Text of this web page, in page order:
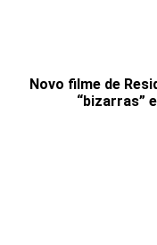
Novo filme de
“bizarras”